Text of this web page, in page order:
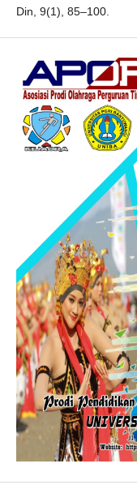
Din, 9(1), 85–100.